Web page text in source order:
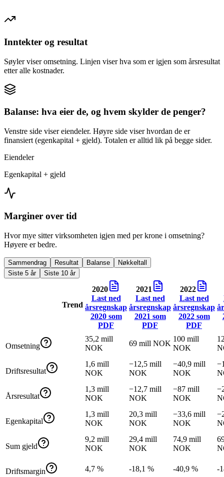
Inntekter og resultat
Søyler viser omsetning. Linjen viser hva som er igjen som årsresultat
etter alle kostnader.
Balanse: hva eier de, og hvem skylder de penger?
Venstre side viser eiendeler. Høyre side viser hvordan de er
finansiert (egenkapital + gjeld). Totalen er alltid lik på begge sider.
Eiendeler
Egenkapital + gjeld
Marginer over tid
Hvor mye sitter virksomheten igjen med per krone i omsetning?
Høyere er bedre.
Sammendrag Resultat Balanse
Nøkkeltall
Siste 5 år
Siste 10 år
Trend
2020
Last ned
årsregnskap
2020som
PDF
2021
Last ned
årsregnskap
2021 som
PDF
2022
Last ned
årsregnskap
2022som
PDF
Omsetning
35,2 mill
NOK
69 mill NOK
100 mill
NOK
Driftsresultat
1,6 mill
NOK
−12,5 mill
NOK
−40,9 mill
NOK
Årsresultat
1,3 mill
NOK
−12,7 mill
NOK
−87 mill
NOK
Egenkapital
1,3 mill
NOK
20,3 mill
NOK
−33,6 mill
NOK
Sum gjeld
9,2 mill
NOK
29,4 mill
NOK
74,9 mill
NOK
Driftsmargin 4,7 % -18,1 % -40,9 % -